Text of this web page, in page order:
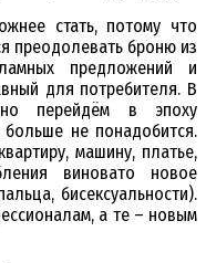
стать, потому что
преодолевать броню из
предложений и
для потребителя. В
перейдём в эпоху
не понадобится.
машину, платье,
виновато новое
бисексуальности).
а те – новым